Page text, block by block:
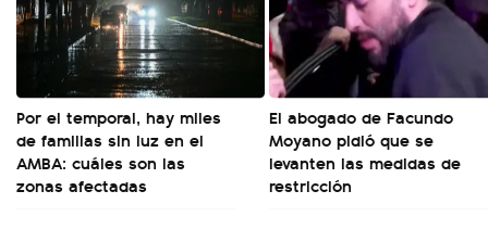
Por el temporal, hay miles
de familias sin luz en el
AMBA: cuáles son las
zonas afectadas
El abogado de Facundo
Moyano pidió que se
levanten las medidas de
restricción